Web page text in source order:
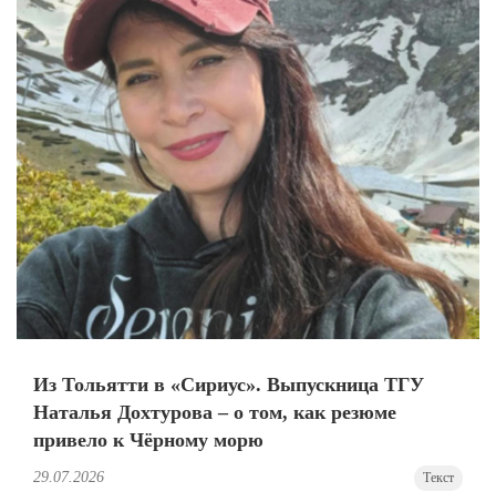
Из Тольятти в «Сириус». Выпускница ТГУ
Наталья Дохтурова – о том, как резюме
привело к Чёрному морю
29.07.2026 Текст